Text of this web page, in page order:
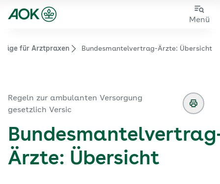
Zum
Zur
Menü
Zur Startseite von der Website aok.de/gp
für Arztpraxen Bundesmantelvertrag-Ärzte: Übersicht
Regeln zur ambulanten Versorgung
gesetzlich Versic
Ärzte: Übersicht